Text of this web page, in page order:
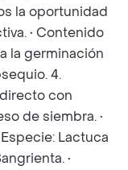
la oportunidad
• Contenido
la germinación
4.
con
de siembra. •
Lactuca
•